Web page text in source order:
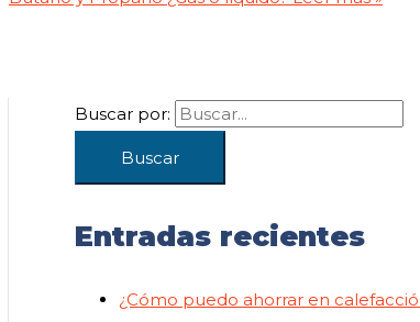
Buscar por:
Entradas recientes
¿Cómo puedo ahorrar en